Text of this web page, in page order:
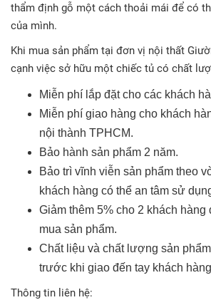
thẩm định gỗ một cách thoải mái để có
của mình.
Khi mua sản phẩm tại đơn vị nội thất
cạnh việc sở hữu một chiếc tủ có chất
Miễn phí lắp đặt cho các khách
Miễn phí giao hàng cho khách
nội thành TPHCM.
Bảo hành sản phẩm 2 năm.
Bảo trì vĩnh viễn sản phẩm theo
khách hàng có thể an tâm sử
Giảm thêm 5% cho 2 khách hàng
mua sản phẩm.
Chất liệu và chất lượng sản
trước khi giao đến tay khách
Thông tin liên hệ: